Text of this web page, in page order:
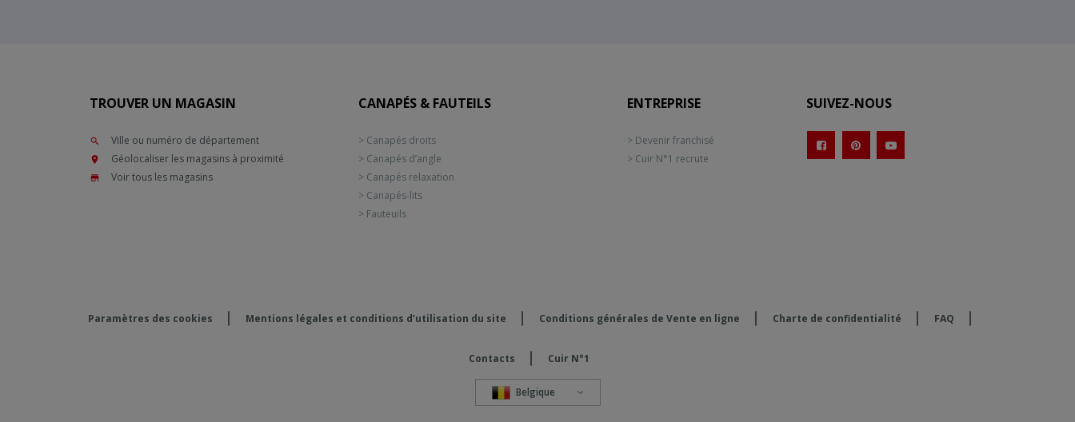
TROUVER UN MAGASIN
Ville ou numéro de département
Géolocaliser les magasins à proximité
Voir tous les magasins
CANAPÉS & FAUTEILS
> Canapés droits
> Canapés d’angle
> Canapés relaxation
> Canapés-lits
> Fauteuils
ENTREPRISE
> Devenir franchisé
> Cuir N°1 recrute
SUIVEZ-NOUS
Paramètres des cookies Mentions légales et conditions d’utilisation du site Conditions générales de Vente en ligne Charte de confidentialité FAQ
Contacts Cuir N°1
Belgique